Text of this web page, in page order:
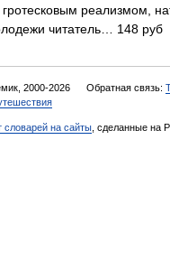
реализмом,
читатель… 148 руб
2000-2026 Обратная связь:
словарей на сайты , сделанные на